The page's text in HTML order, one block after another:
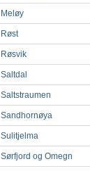
Meløy
Røst
Røsvik
Saltdal
Saltstraumen
Sandhornøya
Sulitjelma
Sørfjord og Omegn